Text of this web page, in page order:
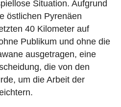
Situation. Aufgrund
östlichen Pyrenäen
40 Kilometer auf
Publikum und ohne die
ausgetragen, eine
die von den
um die Arbeit der